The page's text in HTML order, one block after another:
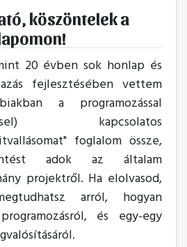
köszöntelek a
20 évben sok honlap és
fejlesztésében vettem
a programozással
kapcsolatos
foglalom össze,
adok az általam
projektről. Ha elolvasod,
arról, hogyan
és egy-egy